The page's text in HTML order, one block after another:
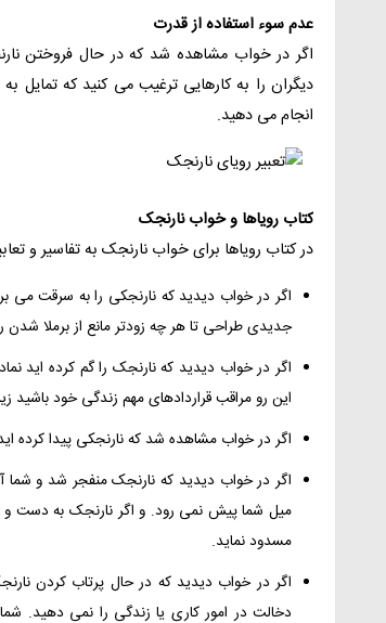
عدم سوء استفاده از قدرت
اگر در خواب مشاهده شد که در حال فروختن
دیگران را به کارهایی ترغیب می کنید که تمایل
انجام می دهید.
کتاب رویاها و خواب نارنجک
در کتاب رویاها برای خواب نارنجک به تفاسیر و
اگر در خواب دیدید که نارنجکی را به سرقت
جدیدی طراحی تا هر چه زودتر مانع از برملا شدن
اگر در خواب دیدید که نارنجک را گم کرده
این رو مراقب قراردادهای مهم زندگی خود باشید
اگر در خواب مشاهده شد که نارنجکی پیدا کرده
اگر در خواب دیدید که نارنجک منفجر شد و
میل شما پیش نمی رود. و اگر نارنجک به دست
مسدود نماید.
اگر در خواب دیدید که در حال پرتاب کردن
دخالت در امور کاری یا زندگی را نمی دهید.